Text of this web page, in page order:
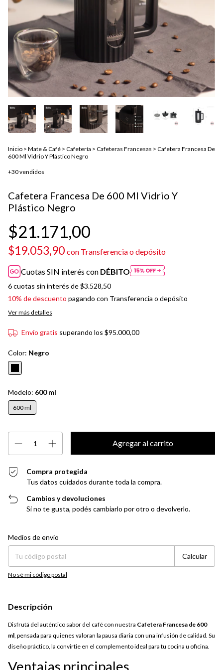
Inicio > Mate & Café > Cafetería > Cafeteras Francesas > Cafetera Francesa De
600 Ml Vidrio Y Plástico Negro
+30 vendidos
Cafetera Francesa De 600 Ml Vidrio Y
Plástico Negro
$21.171,00
$19.053,90 con Transferencia o depósito
Cuotas SIN interés con DÉBITO
6cuotas sin interés de$3.528,50
10% de descuento pagando con Transferencia o depósito
Ver más detalles
Envío gratis superando los $95.000,00
Color: Negro
Modelo: 600 ml
600 ml
Compra protegida
Tus datos cuidados durante toda la compra.
Cambios y devoluciones
Si no te gusta, podés cambiarlo por otro o devolverlo.
Entregas para el CP:
Medios de envío
Calcular
No sé mi código postal
Descripción
Disfrutá del auténtico sabor del café con nuestra Cafetera Francesa de 600
ml, pensada para quienes valoran la pausa diaria con una infusión de calidad. Su
diseño práctico, la convirtie en el complemento ideal para tu cocina u oficina.
Ventajas principales